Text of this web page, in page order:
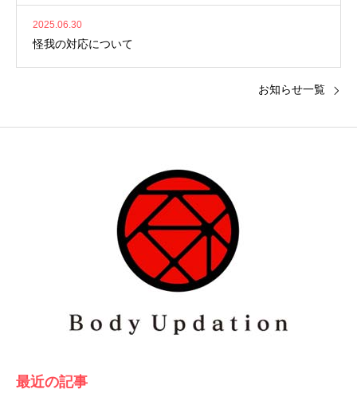
2025.06.30
怪我の対応について
お知らせ一覧
最近の記事